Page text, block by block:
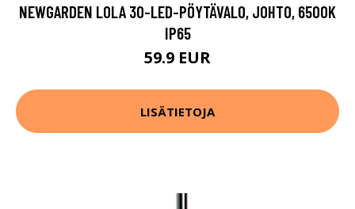
NEWGARDEN LOLA 30-LED-PÖYTÄVALO, JOHTO, 6500K
IP65
59.9 EUR
LISÄTIETOJA